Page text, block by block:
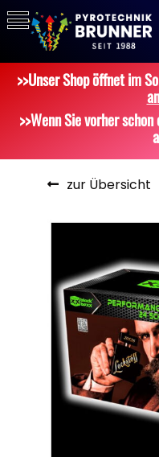
>>Unser Shop öffnet im
>>Wenn Sie vorher
zur Übersicht